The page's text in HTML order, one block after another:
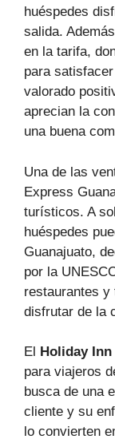
huéspedes
salida.
en la tarifa,
para
valorado
aprecian la
una buena
Una de las
Express
turísticos. A
huéspedes
Guanajuato,
por la
restaurantes y
disfrutar de la
El Holiday
para viajeros
busca de una
cliente y su
lo convierten